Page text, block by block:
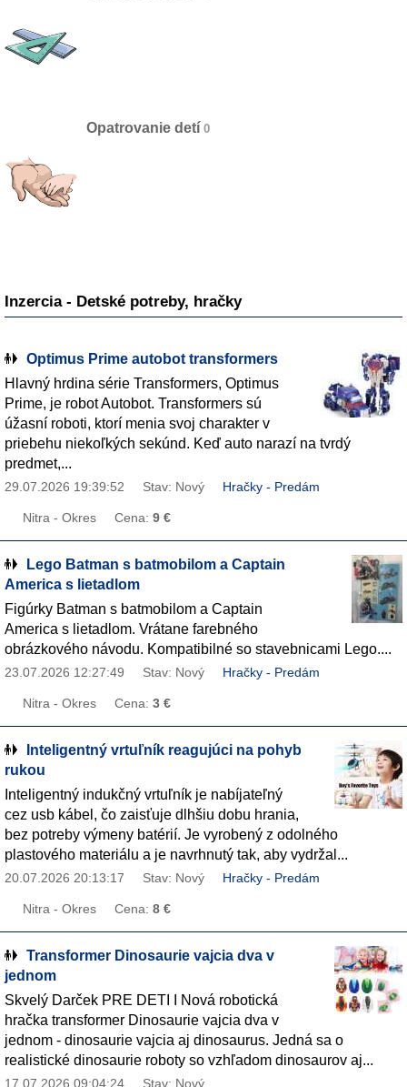
Opatrovanie detí
Inzercia - Detské potreby, hračky
Optimus Prime autobot transformers
Hlavný hrdina série Transformers, Optimus
Prime, je robot Autobot. Transformers sú
úžasní roboti, ktorí menia svoj charakter v
priebehu niekoľkých sekúnd. Keď auto narazí na tvrdý
predmet,...
29.07.2026 19:39:52 Stav: Nový Hračky - Predám
Nitra - Okres Cena: 9 €
Lego Batman s batmobilom a Captain
America s lietadlom
Figúrky Batman s batmobilom a Captain
America s lietadlom. Vrátane farebného
obrázkového návodu. Kompatibilné so stavebnicami Lego....
23.07.2026 12:27:49 Stav: Nový Hračky - Predám
Nitra - Okres Cena: 3 €
Inteligentný vrtuľník reagujúci na pohyb
rukou
Inteligentný indukčný vrtuľník je nabíjateľný
cez usb kábel, čo zaisťuje dlhšiu dobu hrania,
bez potreby výmeny batérií. Je vyrobený z odolného
plastového materiálu a je navrhnutý tak, aby vydržal...
20.07.2026 20:13:17 Stav: Nový Hračky - Predám
Nitra - Okres Cena: 8 €
Transformer Dinosaurie vajcia dva v
jednom
Skvelý Darček PRE DETI I Nová robotická
hračka transformer Dinosaurie vajcia dva v
jednom - dinosaurie vajcia aj dinosaurus. Jedná sa o
realistické dinosaurie roboty so vzhľadom dinosaurov aj...
17.07.2026 09:04:24 Stav: Nový